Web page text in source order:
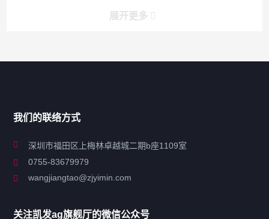
展开更多
联系凯发ag旗舰厅
我们的联络方式
深圳市福田区上梅林卓越城二期b座1109室
0755-83679979
wangjiangtao@zjyimin.com
关注凯发ag旗舰厅的微信公众号